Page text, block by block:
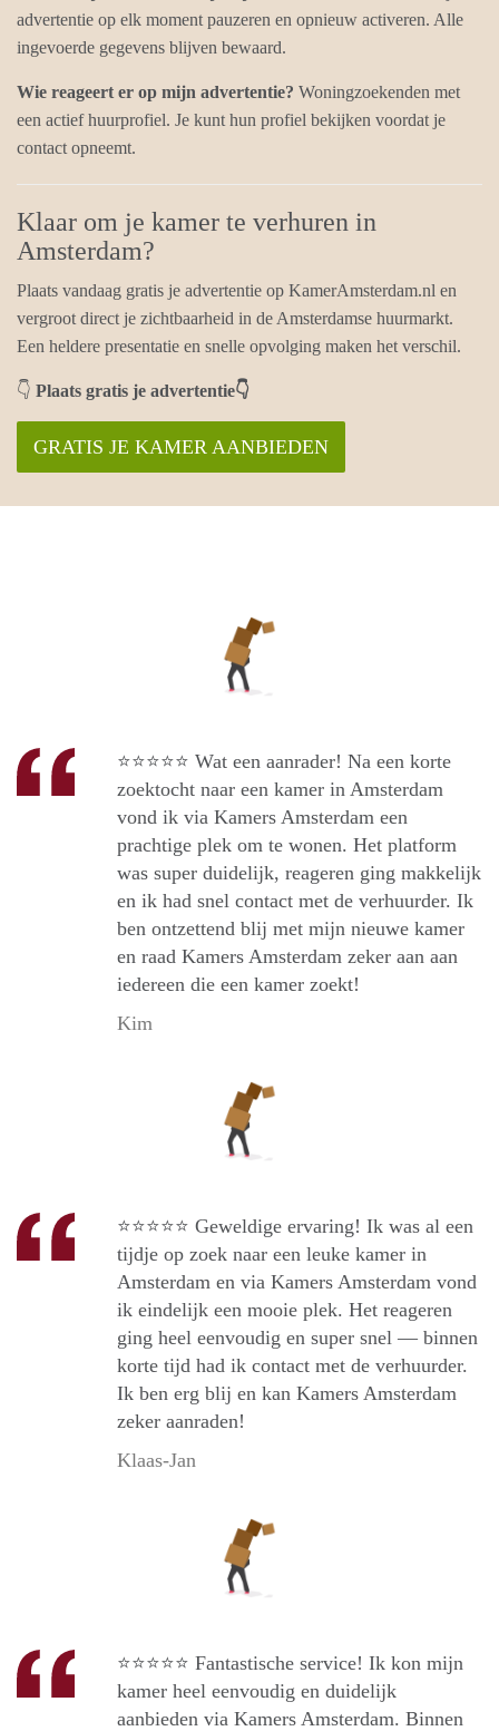
advertentie op elk moment pauzeren en opnieuw activeren. Alle
ingevoerde gegevens blijven bewaard.
Wie reageert er op mijn advertentie? Woningzoekenden met
een actief huurprofiel. Je kunt hun profiel bekijken voordat je
contact opneemt.
Klaar om je kamer te verhuren in
Amsterdam?
Plaats vandaag gratis je advertentie op KamerAmsterdam.nl en
vergroot direct je zichtbaarheid in de Amsterdamse huurmarkt.
Een heldere presentatie en snelle opvolging maken het verschil.
👇 Plaats gratis je advertentie👇
GRATIS JE KAMER AANBIEDEN
⭐️⭐️⭐️⭐️⭐️ Wat een aanrader! Na een korte
zoektocht naar een kamer in Amsterdam
vond ik via Kamers Amsterdam een
prachtige plek om te wonen. Het platform
was super duidelijk, reageren ging makkelijk
en ik had snel contact met de verhuurder. Ik
ben ontzettend blij met mijn nieuwe kamer
en raad Kamers Amsterdam zeker aan aan
iedereen die een kamer zoekt!
Kim
⭐️⭐️⭐️⭐️⭐️ Geweldige ervaring! Ik was al een
tijdje op zoek naar een leuke kamer in
Amsterdam en via Kamers Amsterdam vond
ik eindelijk een mooie plek. Het reageren
ging heel eenvoudig en super snel — binnen
korte tijd had ik contact met de verhuurder.
Ik ben erg blij en kan Kamers Amsterdam
zeker aanraden!
Klaas-Jan
⭐️⭐️⭐️⭐️⭐️ Fantastische service! Ik kon mijn
kamer heel eenvoudig en duidelijk
aanbieden via Kamers Amsterdam. Binnen